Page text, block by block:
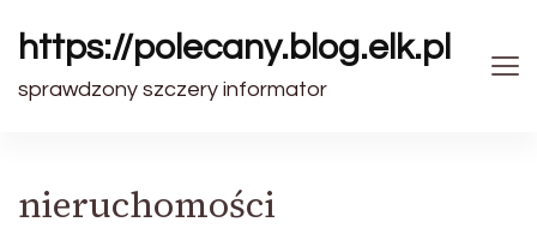
https://polecany.blog.elk.pl
sprawdzony szczery informator
nieruchomości